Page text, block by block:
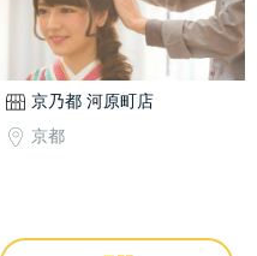
京乃都 河原町店
京都